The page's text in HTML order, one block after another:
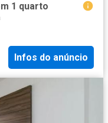
1 quarto
Infos do anúncio